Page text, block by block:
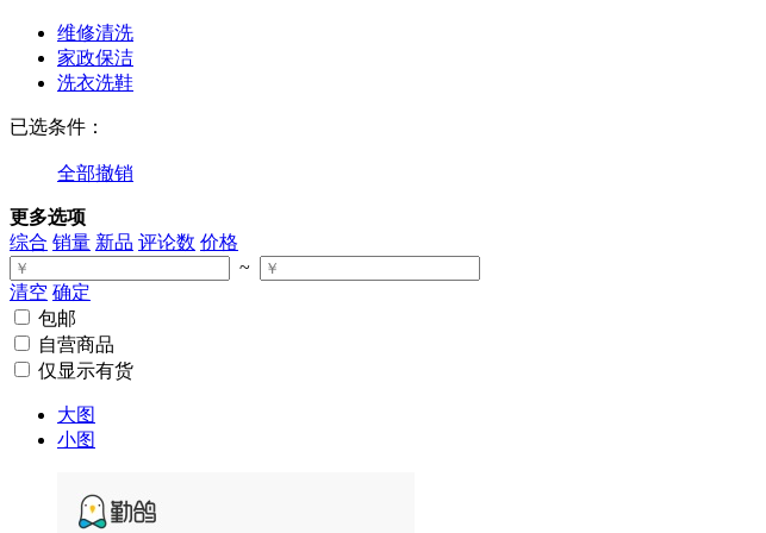
维修清洗
家政保洁
洗衣洗鞋
已选条件：
全部撤销
更多选项
综合 销量 新品 评论数 价格
~
清空 确定
包邮
自营商品
仅显示有货
大图
小图